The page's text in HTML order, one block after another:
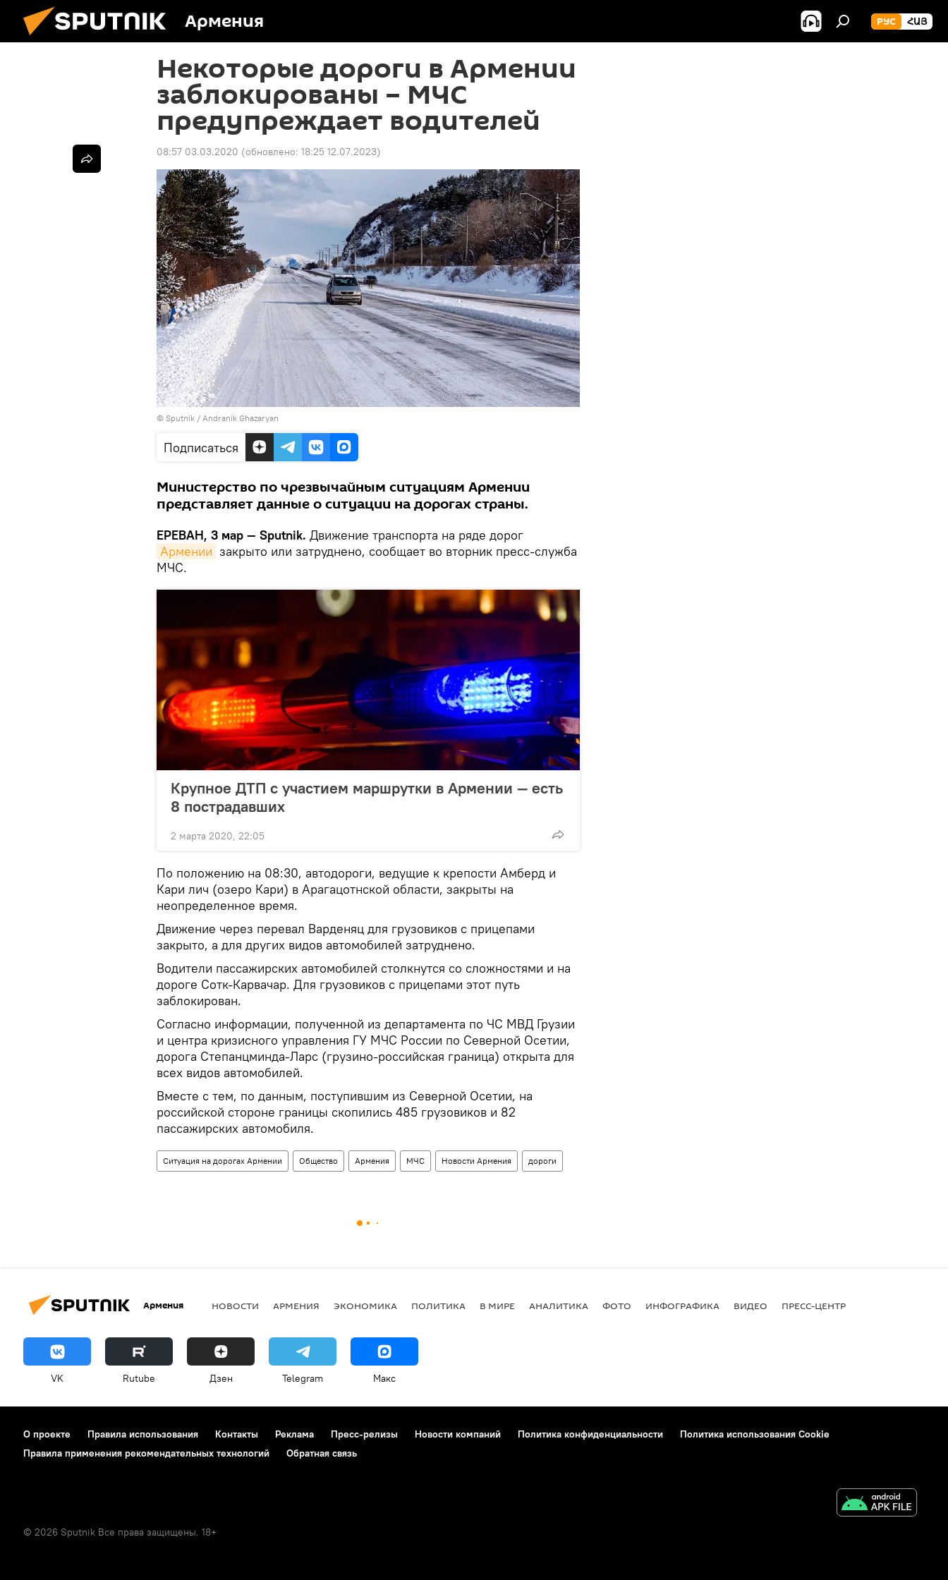
Армения РУС ՀԱՅ
Некоторые дороги в Армении
заблокированы – МЧС
предупреждает водителей
08:57 03.03.2020 (обновлено: 18:25 12.07.2023)
© Sputnik / Andranik Ghazaryan
Подписаться
Министерство по чрезвычайным ситуациям Армении
представляет данные о ситуации на дорогах страны.
ЕРЕВАН, 3 мар — Sputnik. Движение транспорта на ряде дорог
Армении закрыто или затруднено, сообщает во вторник пресс-служба
МЧС.
Крупное ДТП с участием маршрутки в Армении — есть
8 пострадавших
2 марта 2020, 22:05
По положению на 08:30, автодороги, ведущие к крепости Амберд и
Кари лич (озеро Кари) в Арагацотнской области, закрыты на
неопределенное время.
Движение через перевал Варденяц для грузовиков с прицепами
закрыто, а для других видов автомобилей затруднено.
Водители пассажирских автомобилей столкнутся со сложностями и на
дороге Сотк-Карвачар. Для грузовиков с прицепами этот путь
заблокирован.
Согласно информации, полученной из департамента по ЧС МВД Грузии
и центра кризисного управления ГУ МЧС России по Северной Осетии,
дорога Степанцминда-Ларс (грузино-российская граница) открыта для
всех видов автомобилей.
Вместе с тем, по данным, поступившим из Северной Осетии, на
российской стороне границы скопились 485 грузовиков и 82
пассажирских автомобиля.
Ситуация на дорогах Армении Общество Армения МЧС Новости Армения дороги
Армения НОВОСТИ АРМЕНИЯ ЭКОНОМИКА ПОЛИТИКА В МИРЕ АНАЛИТИКА ФОТО ИНФОГРАФИКА ВИДЕО ПРЕСС-ЦЕНТР
VK Rutube Дзен Telegram Макс
О проекте Правила использования Контакты Реклама Пресс-релизы Новости компаний Политика конфиденциальности
Политика использования Cookie
Правила применения рекомендательных технологий
Обратная связь
© 2026 Sputnik Все права защищены. 18+